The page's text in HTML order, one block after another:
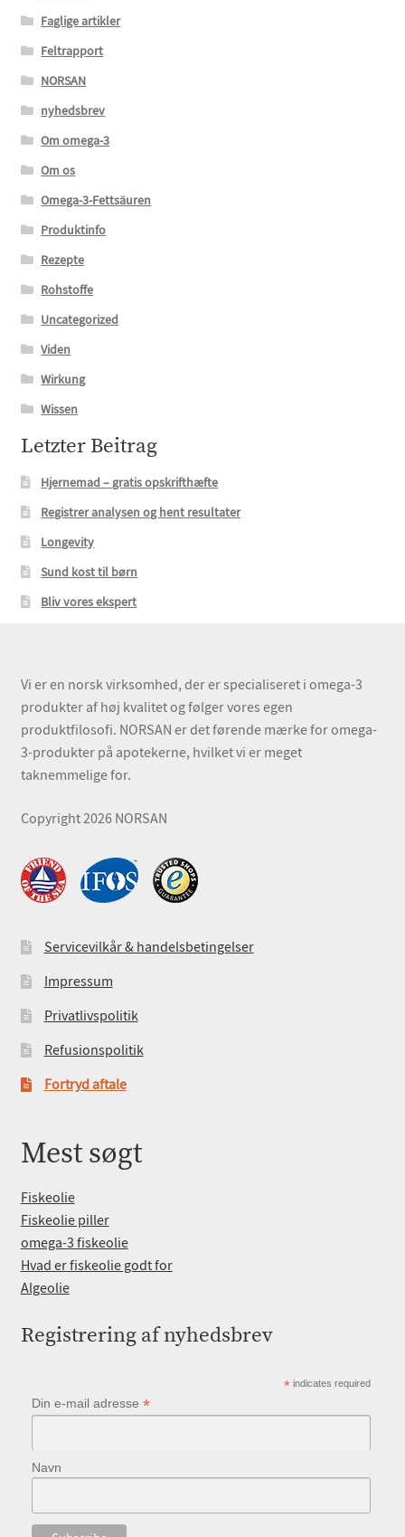
Faglige artikler
Feltrapport
NORSAN
nyhedsbrev
Om omega-3
Om os
Omega-3-Fettsäuren
Produktinfo
Rezepte
Rohstoffe
Uncategorized
Viden
Wirkung
Wissen
Letzter Beitrag
Hjernemad – gratis opskrifthæfte
Registrer analysen og hent resultater
Longevity
Sund kost til børn
Bliv vores ekspert
Vi er en norsk virksomhed, der er specialiseret i omega-3
produkter af høj kvalitet og følger vores egen
produktfilosofi. NORSAN er det førende mærke for omega-
3-produkter på apotekerne, hvilket vi er meget
taknemmelige for.
Copyright 2026 NORSAN
Servicevilkår & handelsbetingelser
Impressum
Privatlivspolitik
Refusionspolitik
Fortryd aftale
Mest søgt
Fiskeolie
Fiskeolie piller
omega-3 fiskeolie
Hvad er fiskeolie godt for
Algeolie
Registrering af nyhedsbrev
*indicates required
Din e-mail adresse *
Navn